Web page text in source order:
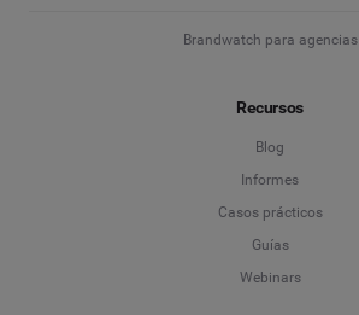
Brandwatch para agencias
Recursos
Blog
Informes
Casos prácticos
Guías
Webinars